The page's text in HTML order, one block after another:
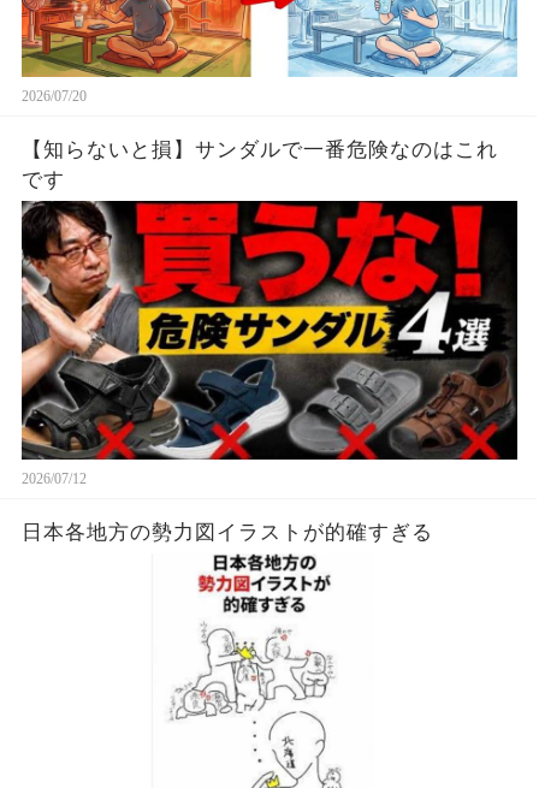
2026/07/20
【知らないと損】サンダルで一番危険なのはこれ
です
2026/07/12
日本各地方の勢力図イラストが的確すぎる